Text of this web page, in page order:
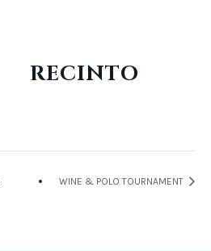
RECINTO
WINE & POLO TOURNAMENT